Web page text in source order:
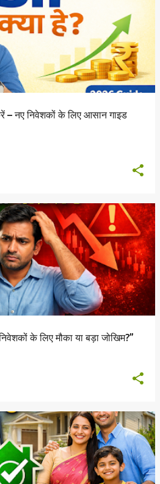
– नए निवेशकों के लिए आसान गाइड
के लिए मौका या बड़ा जोखिम?”